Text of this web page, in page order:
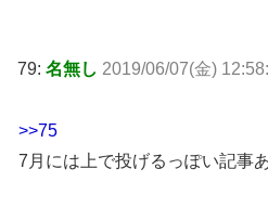
79: 名無し 2019/06/07(金)
>>75
7月には上で投げるっぽい記事